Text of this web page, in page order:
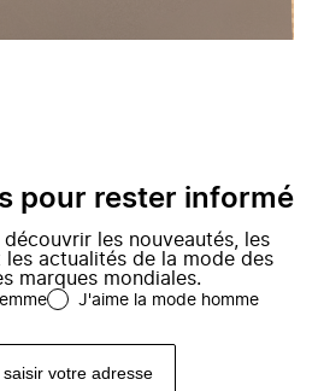
pour rester informé
les nouveautés, les
actualités de la mode des
marques mondiales.
J'aime la mode homme